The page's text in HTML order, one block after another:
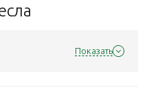
Показать